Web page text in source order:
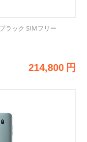
ラック SIMフリー
214,800 円